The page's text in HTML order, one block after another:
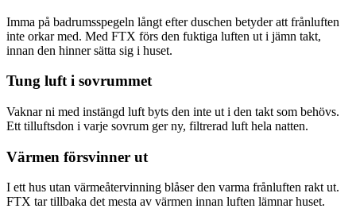
Imma på badrumsspegeln långt efter duschen betyder att frånluften
inte orkar med. Med FTX förs den fuktiga luften ut i jämn takt,
innan den hinner sätta sig i huset.
Tung luft i sovrummet
Vaknar ni med instängd luft byts den inte ut i den takt som behövs.
Ett tilluftsdon i varje sovrum ger ny, filtrerad luft hela natten.
Värmen försvinner ut
I ett hus utan värmeåtervinning blåser den varma frånluften rakt ut.
FTX tar tillbaka det mesta av värmen innan luften lämnar huset.